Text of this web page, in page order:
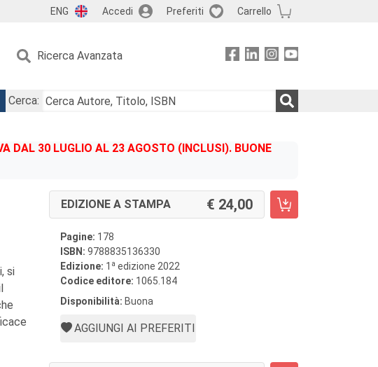
ENG Accedi Preferiti Carrello
Ricerca Avanzata
Cerca:
DAL 30 LUGLIO AL 23 AGOSTO (INCLUSI). BUONE
si
EDIZIONE A STAMPA 24,00
Pagine: 178
ISBN: 9788835136330
Edizione: 1 a edizione 2022
Codice editore: 1065.184
Disponibilità: Buona
AGGIUNGI AI PREFERITI